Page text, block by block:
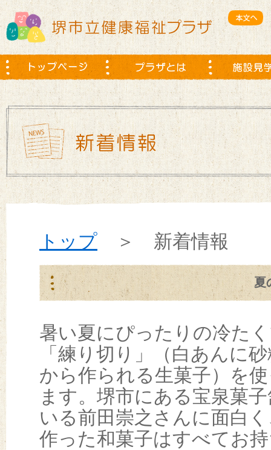
トップ ＞ 新着情報
夏
暑い夏にぴったりの冷た
「練り切り」（白あんに
から作られる生菓子）を
ます。堺市にある宝泉菓
いる前田崇之さんに面白
作った和菓子はすべてお